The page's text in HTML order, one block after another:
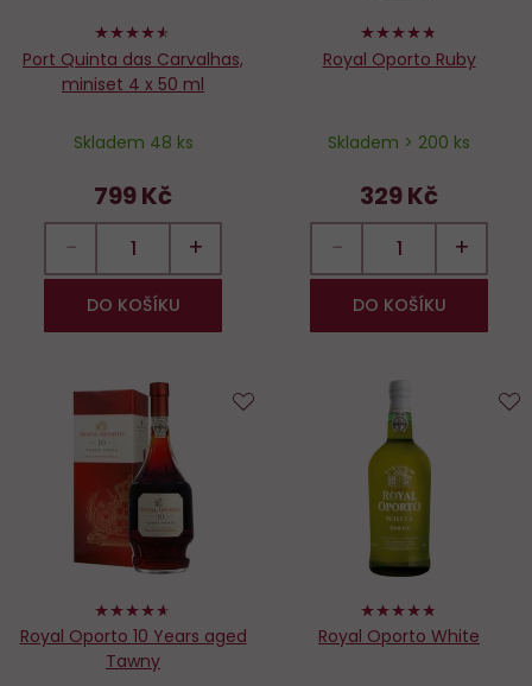
90%
Port Quinta das Carvalhas,
miniset 4 x 50 ml
Skladem 48 ks
799 Kč
− +
DO KOŠÍKU
94%
Royal Oporto Ruby
Skladem > 200 ks
329 Kč
− +
DO KOŠÍKU
92%
Royal Oporto 10 Years aged
Tawny
94%
Royal Oporto White